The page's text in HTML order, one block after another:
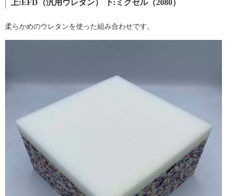
上:EFD（汎用ウレタン） 下:ミクセル（2080）
柔らかめのウレタンを使った組み合わせです。